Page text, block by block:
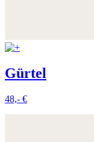
Gürtel
48,- €